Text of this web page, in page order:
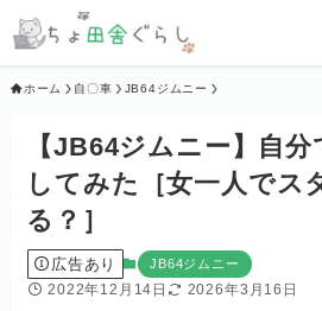
ホーム 自〇車 JB64ジムニー
【JB64ジムニー】自
してみた［女一人でス
る？］
広告あり JB64ジムニー
2022年12月14日 2026年3月16日